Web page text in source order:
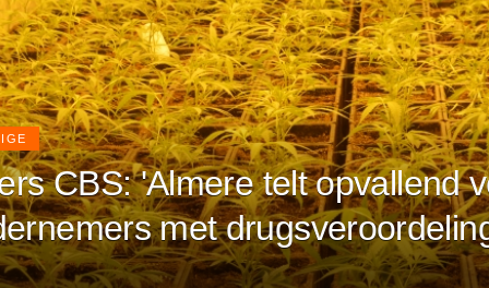
CBS: 'Almere telt opvallend
met